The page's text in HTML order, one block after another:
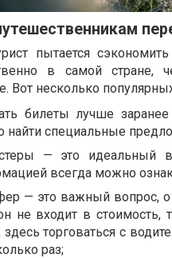
пытается
в самой
Вот несколько
билеты лучше
найти специальные
— это идеальный
всегда можно
— это важный вопрос, о
не входит в стоимость,
здесь торговаться с
раз;